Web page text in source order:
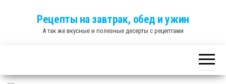
Рецепты на завтрак, обед и ужин
А так же вкусные и полезные десерты с рецептами